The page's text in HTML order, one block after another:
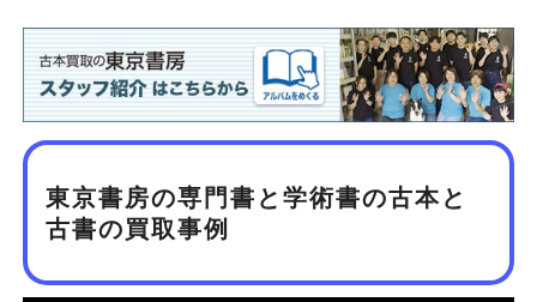
東京書房の専門書と学術書の古本と
古書の買取事例